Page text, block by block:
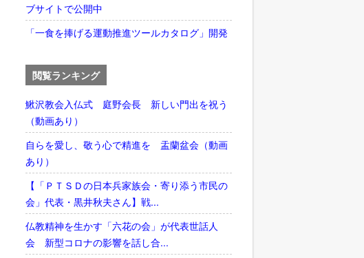
ブサイトで公開中
「一食を捧げる運動推進ツールカタログ」開発
閲覧ランキング
鰍沢教会入仏式 庭野会長 新しい門出を祝う
（動画あり）
自らを愛し、敬う心で精進を 盂蘭盆会（動画
あり）
【「ＰＴＳＤの日本兵家族会・寄り添う市民の
会」代表・黒井秋夫さん】戦...
仏教精神を生かす「六花の会」が代表世話人
会 新型コロナの影響を話し合...